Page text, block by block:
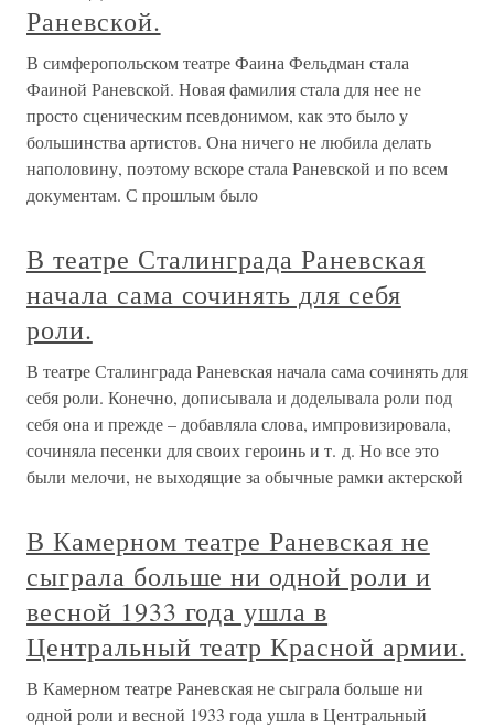
Раневской.
В симферопольском театре Фаина Фельдман стала
Фаиной Раневской. Новая фамилия стала для нее не
просто сценическим псевдонимом, как это было у
большинства артистов. Она ничего не любила делать
наполовину, поэтому вскоре стала Раневской и по всем
документам. С прошлым было
В театре Сталинграда Раневская
начала сама сочинять для себя
роли.
В театре Сталинграда Раневская начала сама сочинять для
себя роли. Конечно, дописывала и доделывала роли под
себя она и прежде – добавляла слова, импровизировала,
сочиняла песенки для своих героинь и т. д. Но все это
были мелочи, не выходящие за обычные рамки актерской
В Камерном театре Раневская не
сыграла больше ни одной роли и
весной 1933 года ушла в
Центральный театр Красной армии.
В Камерном театре Раневская не сыграла больше ни
одной роли и весной 1933 года ушла в Центральный